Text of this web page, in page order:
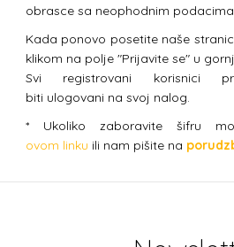
obrasce sa neophodnim
Kada ponovo posetite naše
klikom na polje "Prijavite se" u
Svi registrovani korisnici
biti ulogovani na svoj nalog.
* Ukoliko zaboravite šifru
ovom linku ili nam pišite na